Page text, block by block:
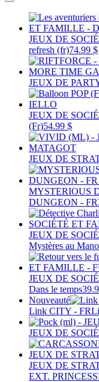
JEUX DE
refresh (fr)74.99 $
JEUX DE
JEUX DE
(Fr)54.99 $
JEUX DE
MYSTERIOUS
DUNGEON - FR
JEUX DE
Mystères au
JEUX DE
Dans le temps
Nouveauté
Link CITY - FR
JEUX DE
JEUX DE
EXT.